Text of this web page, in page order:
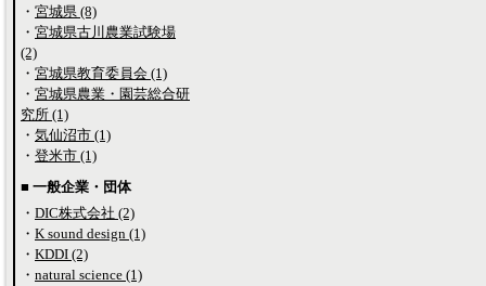
・ 宮城県 (8)
・ 宮城県古川農業試験場
(2)
・ 宮城県教育委員会 (1)
・ 宮城県農業・園芸総合研
究所 (1)
・ 気仙沼市 (1)
・ 登米市 (1)
■ 一般企業・団体
・ DIC株式会社 (2)
・ K sound design (1)
・ KDDI (2)
・ natural science (1)